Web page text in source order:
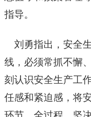
指导。
刘勇指出，安全
线，必须常抓不懈
刻认识安全生产工
任感和紧迫感，将